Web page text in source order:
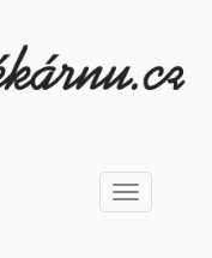
Toggle
navigation